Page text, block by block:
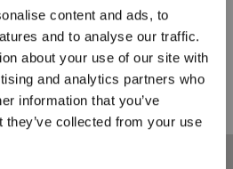
content and ads, to
and to analyse our traffic.
about your use of our site with
and analytics partners who
information that you’ve
they’ve collected from your use
facilement à tous les besoins. La
et les coins avec une précision de
améliorée de pulvérisation grand angle à
en un seul passage. Ensemble, ces
plus intelligent, plus en profondeur et sans
facilement.
vous et recevez